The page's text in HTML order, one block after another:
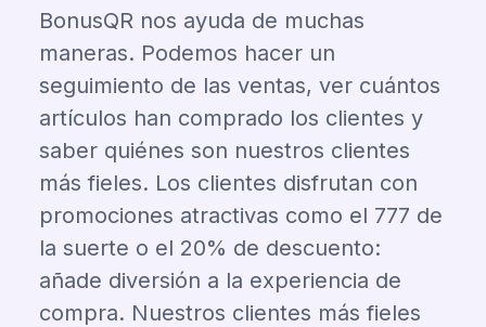
BonusQR nos ayuda de muchas
maneras. Podemos hacer un
seguimiento de las ventas, ver cuántos
artículos han comprado los clientes y
saber quiénes son nuestros clientes
más fieles. Los clientes disfrutan con
promociones atractivas como el 777 de
la suerte o el 20% de descuento:
añade diversión a la experiencia de
compra. Nuestros clientes más fieles